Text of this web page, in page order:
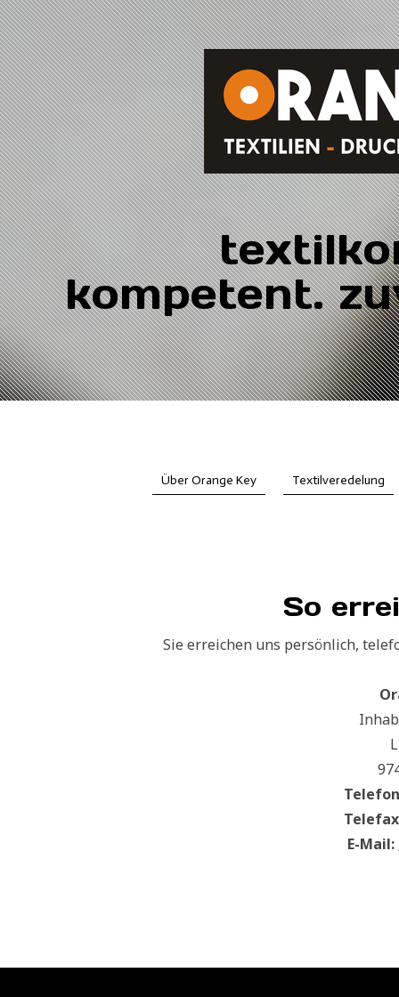
kompetent.
Über Orange Key Textilveredelung
So
Sie erreichen uns persönlich,
E-Mail: